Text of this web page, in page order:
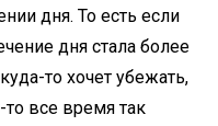
дня. То есть если
дня стала более
то хочет убежать,
все время так